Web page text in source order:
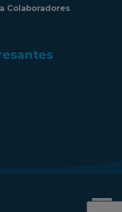
Colaboradores